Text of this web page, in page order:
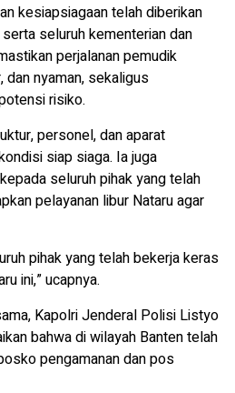
kesiapsiagaan telah diberikan
seluruh kementerian dan
perjalanan pemudik
dan nyaman, sekaligus
risiko.
personel, dan aparat
siap siaga. Ia juga
seluruh pihak yang telah
pelayanan libur Nataru agar
pihak yang telah bekerja keras
ini,” ucapnya.
Kapolri Jenderal Polisi Listyo
bahwa di wilayah Banten telah
pengamanan dan pos